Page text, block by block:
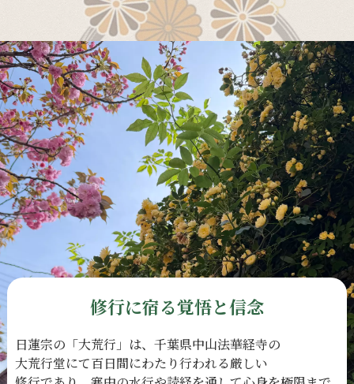
修行に宿る覚悟と信念
日蓮宗の 「大荒行」は、 千葉県中山法華経寺の
大荒行堂にて百日間にわたり行われる厳しい